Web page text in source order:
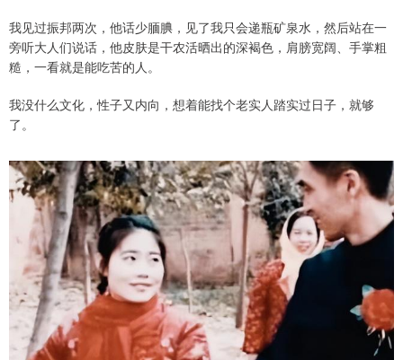
我见过振邦两次，他话少腼腆，见了我只会递瓶矿泉水，然后站在一
旁听大人们说话，他皮肤是干农活晒出的深褐色，肩膀宽阔、手掌粗
糙，一看就是能吃苦的人。
我没什么文化，性子又内向，想着能找个老实人踏实过日子，就够
了。